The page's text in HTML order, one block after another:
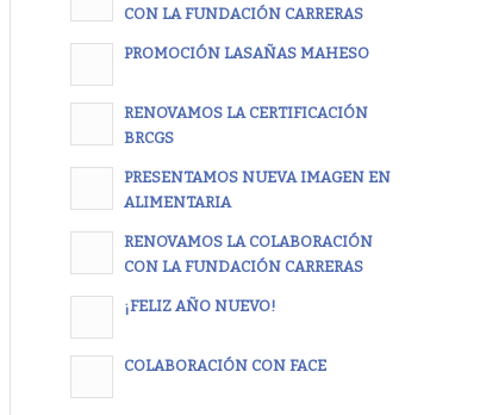
CON LA FUNDACIÓN CARRERAS
PROMOCIÓN LASAÑAS MAHESO
RENOVAMOS LA CERTIFICACIÓN
BRCGS
PRESENTAMOS NUEVA IMAGEN EN
ALIMENTARIA
RENOVAMOS LA COLABORACIÓN
CON LA FUNDACIÓN CARRERAS
¡FELIZ AÑO NUEVO!
COLABORACIÓN CON FACE